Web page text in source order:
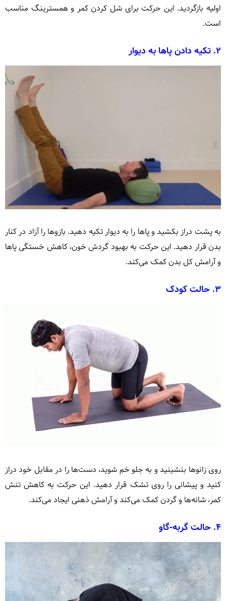
اولیه بازگردید. این حرکت برای شل کردن کمر و همسترینگ مناسب
است.
۲. تکیه دادن پاها به دیوار
به پشت دراز بکشید و پاها را به دیوار تکیه دهید. بازوها را آزاد در کنار
بدن قرار دهید. این حرکت به بهبود گردش خون، کاهش خستگی پاها
و آرامش کل بدن کمک می‌کند.
۳. حالت کودک
روی زانوها بنشینید و به جلو خم شوید، دست‌ها را در مقابل خود دراز
کنید و پیشانی را روی تشک قرار دهید. این حرکت به کاهش تنش
کمر، شانه‌ها و گردن کمک می‌کند و آرامش ذهنی ایجاد می‌کند.
۴. حالت گربه-گاو